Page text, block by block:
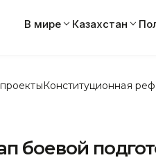
В мире Казахстан
Конституционная
боевой